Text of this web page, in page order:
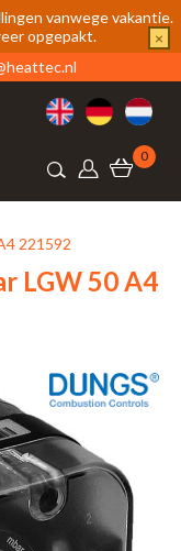
vanwege vakantie.
opgepakt.
×
0
221592
LGW 50 A4